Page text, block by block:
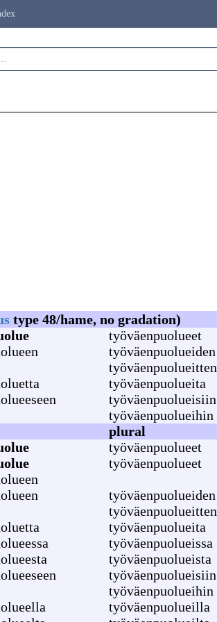
type 48/hame, no gradation)
työväenpuolueet
työväenpuolueiden
työväenpuolueitten
työväenpuolueita
työväenpuolueisiin
työväenpuolueihin
plural
työväenpuolueet
työväenpuolueet
työväenpuolueiden
työväenpuolueitten
työväenpuolueita
työväenpuolueissa
työväenpuolueista
työväenpuolueisiin
työväenpuolueihin
työväenpuolueilla